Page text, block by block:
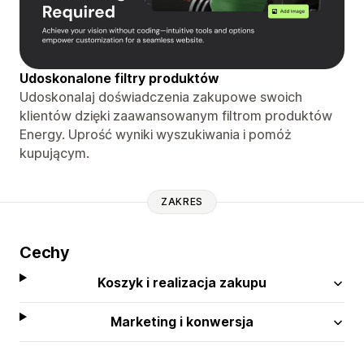
Udoskonalone filtry produktów
Udoskonalaj doświadczenia zakupowe swoich
klientów dzięki zaawansowanym filtrom produktów
Energy. Uprość wyniki wyszukiwania i pomóż
kupującym.
ZAKRES
Cechy
Koszyk i realizacja zakupu
Marketing i konwersja